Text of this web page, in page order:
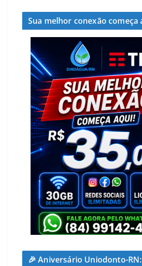
Sua melhor conexão começa
🎉 Aniversário Uniodonto-